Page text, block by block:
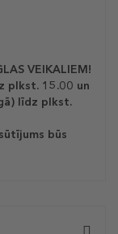
VEIKALIEM!
plkst. 15.00 un
līdz plkst.
būs